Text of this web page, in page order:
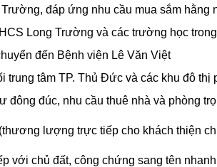
đáp ứng nhu cầu mua sắm hằng
Long Trường và các trường học
đến Bệnh viện Lê Văn Việt
trung tâm TP. Thủ Đức và các khu đô thị
đông đúc, nhu cầu thuê nhà và phòng
(thương lượng trực tiếp cho khách thiện
với chủ đất, công chứng sang tên